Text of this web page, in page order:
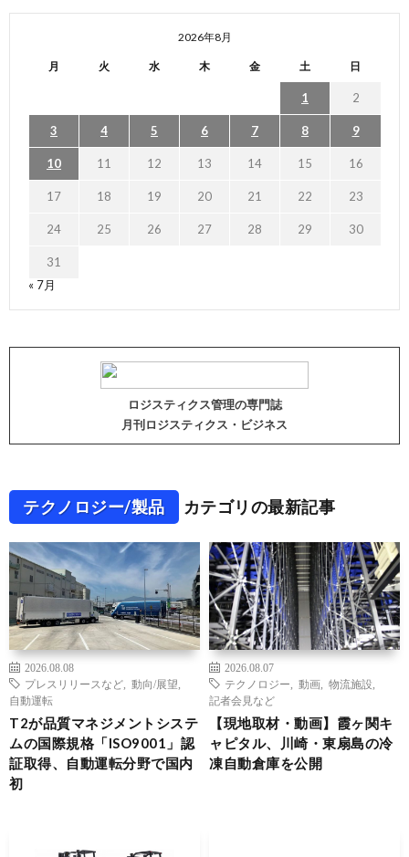
2026年8月
月 火 水 木 金 土 日
1 2
3 4 5 6 7 8 9
10 11 12 13 14 15 16
17 18 19 20 21 22 23
24 25 26 27 28 29 30
31
« 7月
ロジスティクス管理の専門誌
月刊ロジスティクス・ビジネス
テクノロジー/製品 カテゴリの最新記事
2026.08.08
プレスリリースなど
動向/展望
自動運転
T2が品質マネジメントシステ
ムの国際規格「ISO9001」認
証取得、自動運転分野で国内
初
2026.08.07
テクノロジー
動画 物流施設
記者会見など
【現地取材・動画】霞ヶ関キ
ャピタル、川崎・東扇島の冷
凍自動倉庫を公開